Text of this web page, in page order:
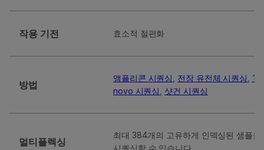
작용 기전 효소적 절편화
방법
앰플리콘 시퀀싱 전장 유전체 시퀀싱
novo 시퀀싱
샷건 시퀀싱
멀티플렉싱
최대 384개의 고유하게 인덱싱된 샘플을